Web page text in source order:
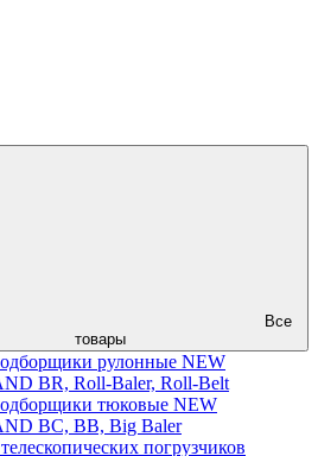
Все
товары
рулонные NEW
BR, Roll-Baler, Roll-Belt
тюковые NEW
BC, BB, Big Baler
погрузчиков